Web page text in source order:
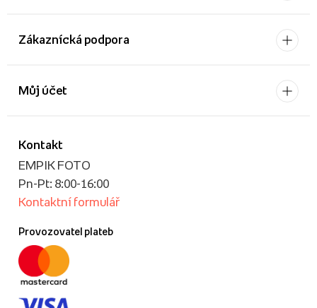
Zákaznícká podpora
Kontakt
EMPIK FOTO
Pn-Pt: 8:00-16:00
Kontaktní formulář
Provozovatel plateb
Můj účet